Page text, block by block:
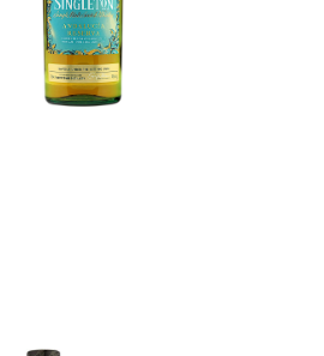
In den Warenkorb